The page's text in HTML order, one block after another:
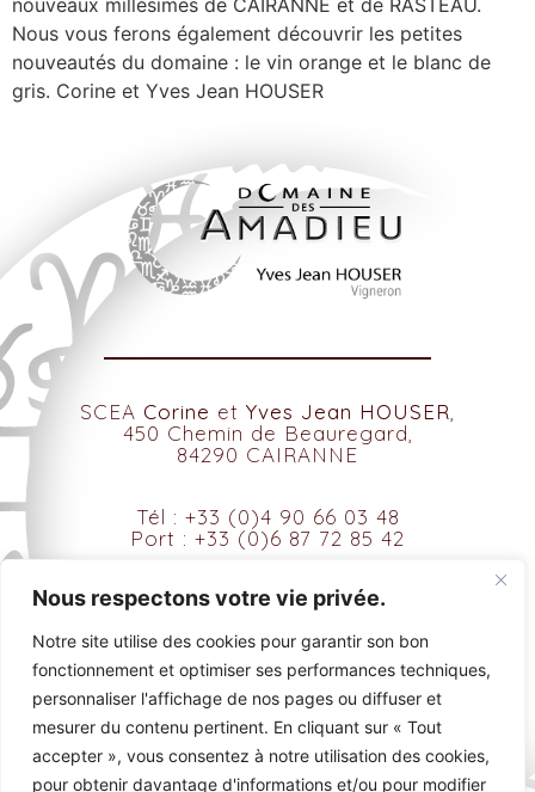
Nous respectons votre vie privée.
Notre site utilise des cookies pour garantir son bon
fonctionnement et optimiser ses performances techniques,
personnaliser l'affichage de nos pages ou diffuser et
mesurer du contenu pertinent. En cliquant sur « Tout
accepter », vous consentez à notre utilisation des cookies,
pour obtenir davantage d'informations et/ou pour modifier
nouveaux millésimes de CAIRANNE et de RASTEAU.
Nous vous ferons également découvrir les petites
nouveautés du domaine : le vin orange et le blanc de
gris. Corine et Yves Jean HOUSER
SCEA Corine et Yves Jean HOUSER
450 Chemin de Beauregard,
84290 CAIRANNE
Tél : +33 (0)4 90 66 03 48
Port : +33 (0)6 87 72 85 42